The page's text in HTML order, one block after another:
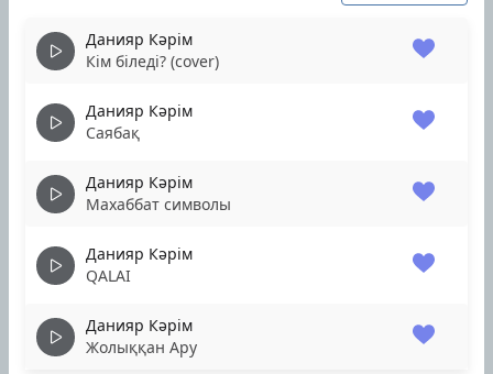
Данияр Кәрім
Кім біледі? (cover)
Данияр Кәрім
Саябақ
Данияр Кәрім
Махаббат символы
Данияр Кәрім
QALAI
Данияр Кәрім
Жолыққан Ару